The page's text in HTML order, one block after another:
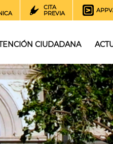
CITA
PREVIA
CIUDADANA